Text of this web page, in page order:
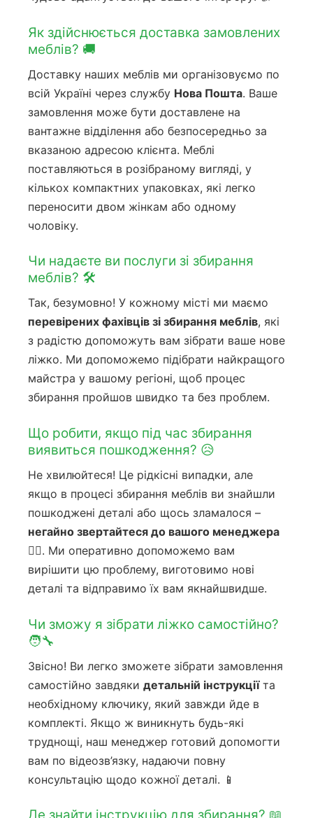
Як здійснюється доставка замовлених
меблів? 🚚
Доставку наших меблів ми організовуємо по
всій Україні через службу Нова Пошта. Ваше
замовлення може бути доставлене на
вантажне відділення або безпосередньо за
вказаною адресою клієнта. Меблі
поставляються в розібраному вигляді, у
кількох компактних упаковках, які легко
переносити двом жінкам або одному
чоловіку.
Чи надаєте ви послуги зі збирання
меблів? 🛠️
Так, безумовно! У кожному місті ми маємо
перевірених фахівців зі збирання меблів, які
з радістю допоможуть вам зібрати ваше нове
ліжко. Ми допоможемо підібрати найкращого
майстра у вашому регіоні, щоб процес
збирання пройшов швидко та без проблем.
Що робити, якщо під час збирання
виявиться пошкодження? 😥
Не хвилюйтеся! Це рідкісні випадки, але
якщо в процесі збирання меблів ви знайшли
пошкоджені деталі або щось зламалося –
негайно звертайтеся до вашого менеджера
🙋‍♀️. Ми оперативно допоможемо вам
вирішити цю проблему, виготовимо нові
деталі та відправимо їх вам якнайшвидше.
Чи зможу я зібрати ліжко самостійно?
🧑‍🔧
Звісно! Ви легко зможете зібрати замовлення
самостійно завдяки детальній інструкціїта
необхідному ключику, який завжди йде в
комплекті. Якщо ж виникнуть будь-які
труднощі, наш менеджер готовий допомогти
вам по відеозв’язку, надаючи повну
консультацію щодо кожної деталі. 📱